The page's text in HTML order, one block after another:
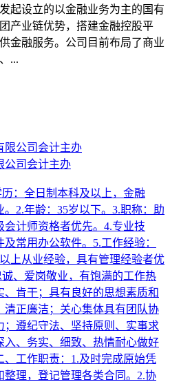
起设立的以金融业务为主的国有
产业链优势，搭建金融控股平
金融服务。公司目前布局了商业
...
公司会计主办
：全日制本科及以上，金融
2.年龄：35岁以下。3.职称：助
计师资格者优先。4.专业技
常用办公软件。5.工作经验：
上从业经验，具有管理经验者优
、爱岗敬业，有饱满的工作热
肯干；具有良好的思想素质和
清正廉洁；关心集体具有团队协
；遵纪守法、坚持原则、实事求
入、务实、细致、热情耐心做好
、工作职责：1.及时完成原始凭
整理，登记管理各类合同。2.协